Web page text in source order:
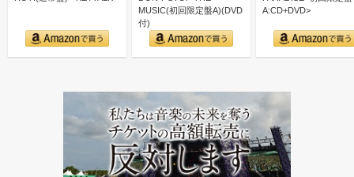
MUSIC(初回限定盤A)(DVD
付)
A:CD+DVD>